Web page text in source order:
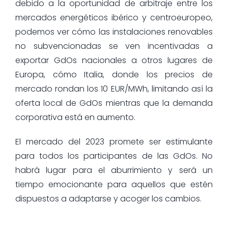
debido a la oportunidad de arbitraje entre los
mercados energéticos ibérico y centroeuropeo,
podemos ver cómo las instalaciones renovables
no subvencionadas se ven incentivadas a
exportar GdOs nacionales a otros lugares de
Europa, cómo Italia, donde los precios de
mercado rondan los 10 EUR/MWh, limitando así la
oferta local de GdOs mientras que la demanda
corporativa está en aumento.
El mercado del 2023 promete ser estimulante
para todos los participantes de las GdOs. No
habrá lugar para el aburrimiento y será un
tiempo emocionante para aquellos que estén
dispuestos a adaptarse y acoger los cambios.